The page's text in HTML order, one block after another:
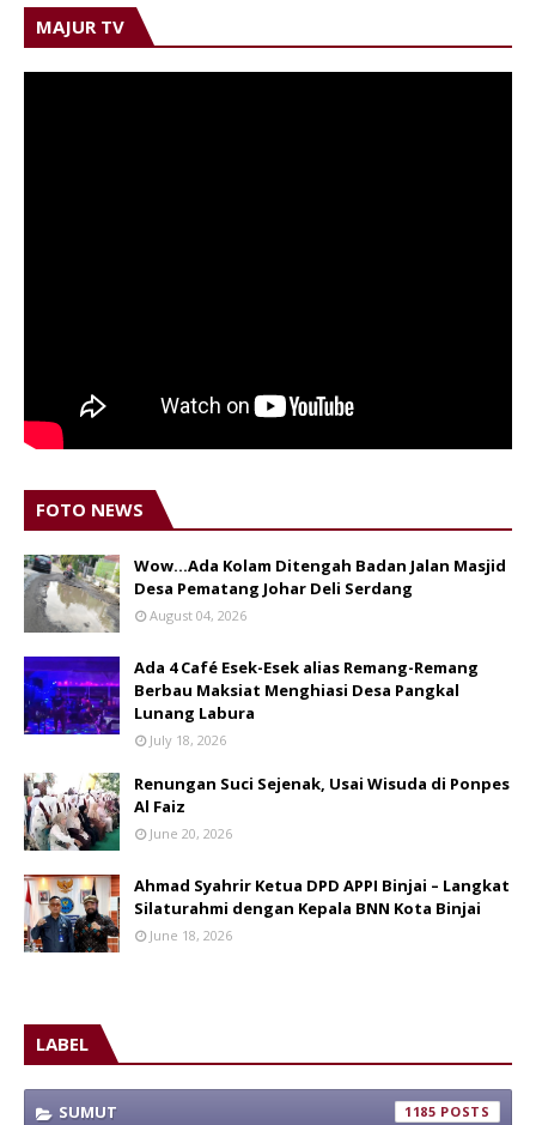
MAJUR TV
FOTO NEWS
Wow...Ada Kolam Ditengah Badan Jalan Masjid
Desa Pematang Johar Deli Serdang
August 04, 2026
Ada 4 Café Esek-Esek alias Remang-Remang
Berbau Maksiat Menghiasi Desa Pangkal
Lunang Labura
July 18, 2026
Renungan Suci Sejenak, Usai Wisuda di Ponpes
Al Faiz
June 20, 2026
Ahmad Syahrir Ketua DPD APPI Binjai – Langkat
Silaturahmi dengan Kepala BNN Kota Binjai
June 18, 2026
LABEL
SUMUT 1185